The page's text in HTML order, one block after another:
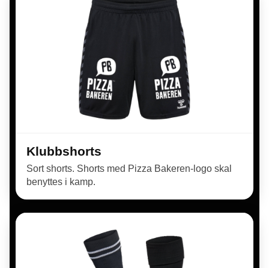
Klubbshorts
Sort shorts. Shorts med Pizza Bakeren-logo skal
benyttes i kamp.